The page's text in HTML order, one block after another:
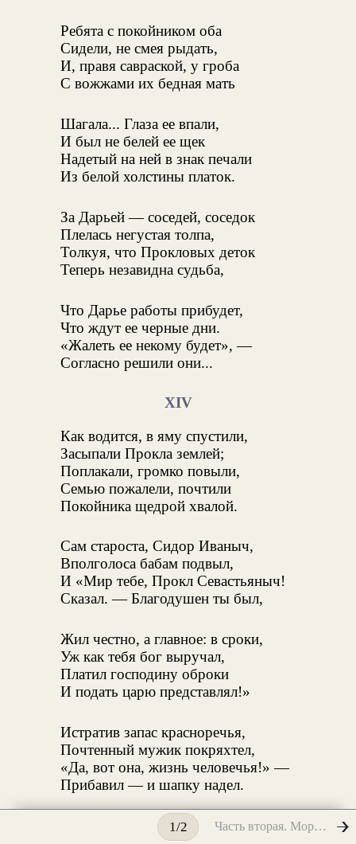
Ребята с покойником оба
Сидели, не смея рыдать,
И, правя савраской, у гроба
С вожжами их бедная мать
Шагала... Глаза ее впали,
И был не белей ее щек
Надетый на ней в знак печали
Из белой холстины платок.
За Дарьей — соседей, соседок
Плелась негустая толпа,
Толкуя, что Прокловых деток
Теперь незавидна судьба,
Что Дарье работы прибудет,
Что ждут ее черные дни.
«Жалеть ее некому будет», —
Согласно решили они...
XIV
Как водится, в яму спустили,
Засыпали Прокла землей;
Поплакали, громко повыли,
Семью пожалели, почтили
Покойника щедрой хвалой.
Сам староста, Сидор Иваныч,
Вполголоса бабам подвыл,
И «Мир тебе, Прокл Севастьяныч!
Сказал. — Благодушен ты был,
Жил честно, а главное: в сроки,
Уж как тебя бог выручал,
Платил господину оброки
И подать царю представлял!»
Истратив запас красноречья,
Почтенный мужик покряхтел,
«Да, вот она, жизнь человечья!» —
Прибавил — и шапку надел.
«Свалился... а то-то был в силе!..
1/2 Часть вторая. Мороз, Красный Нос